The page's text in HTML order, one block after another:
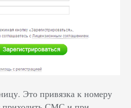
Это привязка к номеру